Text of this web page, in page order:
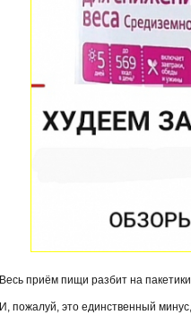
Весь приём пищи разбит на
И, пожалуй, это единственный